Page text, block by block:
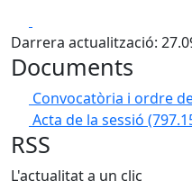
Darrera actualització:
Documents
Convocatòria i ordre
Acta de la sessió
RSS
L'actualitat a un clic